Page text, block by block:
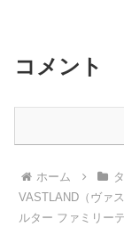
コメント
ホーム
VASTLAND（ヴァ
ルター ファミリー